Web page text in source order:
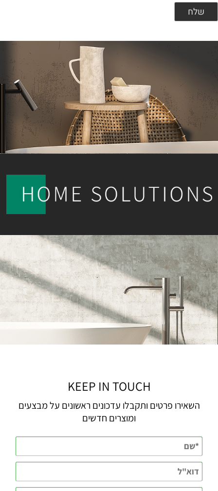
KEEP IN TOUCH
השאירו פרטים ותקבלו עדכונים ראשונים על מבצעים
ומוצרים חדשים